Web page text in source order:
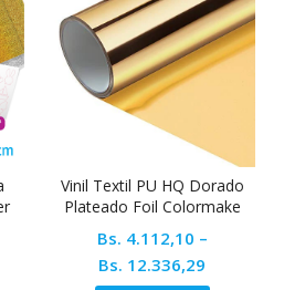
Vinil Textil PU HQ Dorado
Plateado Foil Colormake
Bs. 4.112,10 –
Bs. 12.336,29